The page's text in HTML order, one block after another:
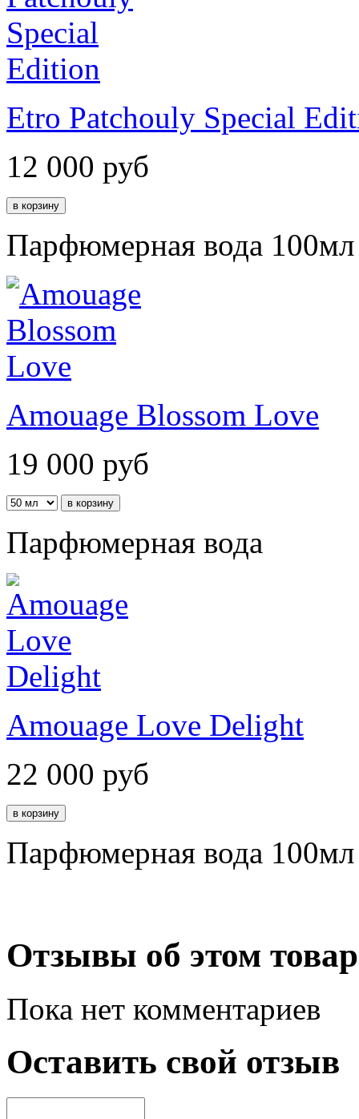
Etro Patchouly Special
12 000 руб
Парфюмерная вода 100мл
Amouage Blossom Love
19 000 руб
Парфюмерная вода
Amouage Love Delight
22 000 руб
Парфюмерная вода 100мл
Отзывы об этом
Пока нет комментариев
Оставить свой отзыв